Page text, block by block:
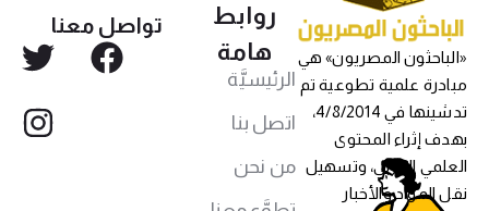
«الباحثون المصريون» هي
مبادرة علمية تطوعية تم
تدشينها في 4/8/2014،
بهدف إثراء المحتوى
العلمي العربي، وتسهيل
نقل المواد والأخبار
روابط
هامة
الرئيسيَّة
اتصل بنا
من نحن
تواصل معنا